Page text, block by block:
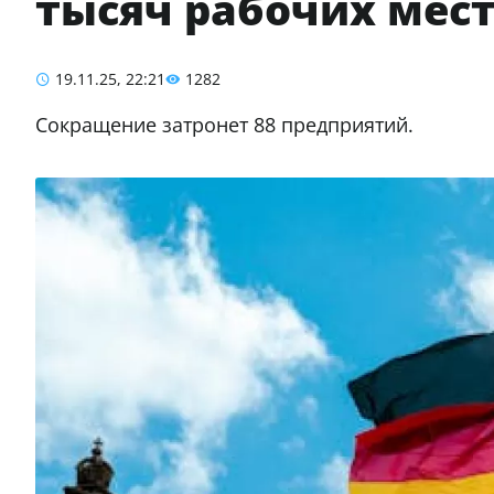
19.11.25, 22:21 1282
Сокращение затронет 88 предприятий.